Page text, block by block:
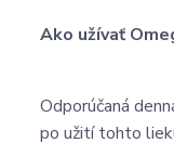
Ako užívať
Odporúčaná
po užití tohto